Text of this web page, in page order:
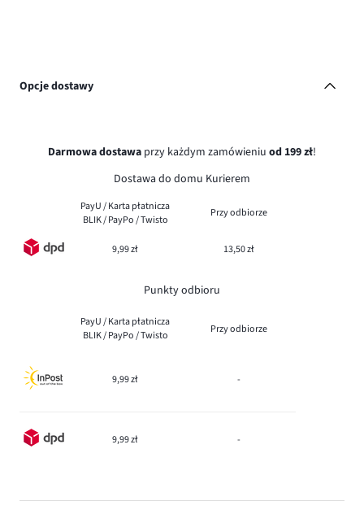
Opcje dostawy
Darmowa dostawa przy każdym zamówieniu od 199 zł!
Dostawa do domu Kurierem
PayU / Karta płatnicza
BLIK / PayPo / Twisto
Przy odbiorze
9,99 zł 13,50 zł
Punkty odbioru
PayU / Karta płatnicza
BLIK / PayPo / Twisto
Przy odbiorze
9,99 zł -
9,99 zł -